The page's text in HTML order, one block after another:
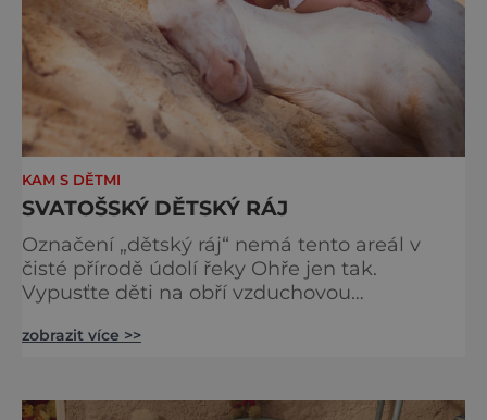
KAM S DĚTMI
SVATOŠSKÝ DĚTSKÝ RÁJ
Označení „dětský ráj“ nemá tento areál v
čisté přírodě údolí řeky Ohře jen tak.
Vypusťte děti na obří vzduchovou
nebo se naučit westernovému či
tady jako na jediném místě mezi Loktem a
zobrazit více >>